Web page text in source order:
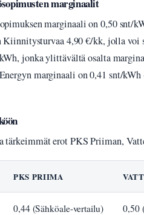
marginaalit
marginaali on 0,50 snt/
4,90 €/kk, jolla voi
jonka ylittävältä osalta
marginaali on 0,41 snt/kWh
tärkeimmät erot PKS Priiman,
PKS PRIIMA
0,44 (Sähköale-vertailu) 0,50